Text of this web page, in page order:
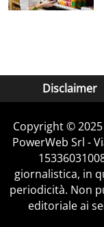
Disclaimer
Copyright ©
PowerWeb Srl -
giornalistica, in
periodicità. Non
editoriale ai